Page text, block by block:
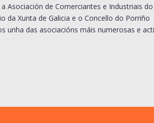
Asociación de Comerciantes e Industriais do
da Xunta de Galicia e o Concello do Porriño
unha das asociacións máis numerosas e